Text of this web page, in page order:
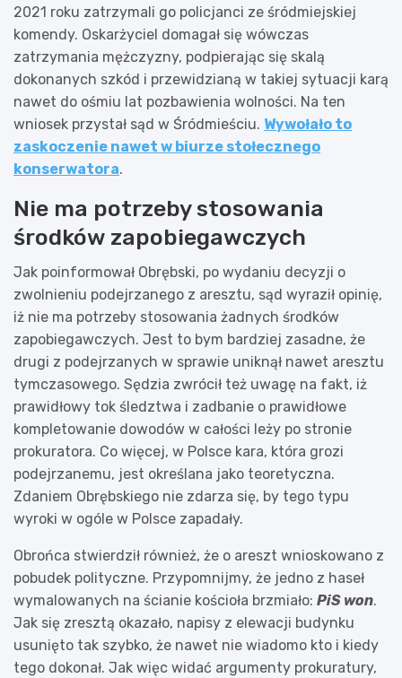
2021 roku zatrzymali go policjanci ze śródmiejskiej
komendy. Oskarżyciel domagał się wówczas
zatrzymania mężczyzny, podpierając się skalą
dokonanych szkód i przewidzianą w takiej sytuacji karą
nawet do ośmiu lat pozbawienia wolności. Na ten
wniosek przystał sąd w Śródmieściu. Wywołało to
zaskoczenie nawet w biurze stołecznego
konserwatora.
Nie ma potrzeby stosowania
środków zapobiegawczych
Jak poinformował Obrębski, po wydaniu decyzji o
zwolnieniu podejrzanego z aresztu, sąd wyraził opinię,
iż nie ma potrzeby stosowania żadnych środków
zapobiegawczych. Jest to bym bardziej zasadne, że
drugi z podejrzanych w sprawie uniknął nawet aresztu
tymczasowego. Sędzia zwrócił też uwagę na fakt, iż
prawidłowy tok śledztwa i zadbanie o prawidłowe
kompletowanie dowodów w całości leży po stronie
prokuratora. Co więcej, w Polsce kara, która grozi
podejrzanemu, jest określana jako teoretyczna.
Zdaniem Obrębskiego nie zdarza się, by tego typu
wyroki w ogóle w Polsce zapadały.
Obrońca stwierdził również, że o areszt wnioskowano z
pobudek polityczne. Przypomnijmy, że jedno z haseł
wymalowanych na ścianie kościoła brzmiało: PiS won.
Jak się zresztą okazało, napisy z elewacji budynku
usunięto tak szybko, że nawet nie wiadomo kto i kiedy
tego dokonał. Jak więc widać argumenty prokuratury,